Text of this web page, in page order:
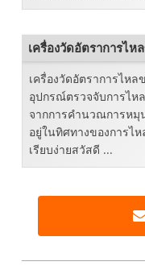
แพร่กระจาย...
เครื่องวัดอัตราการไห
เครื่องวัดอัตราการไห
อุปกรณ์ตรวจจับการไห
จากการคำนวณการหมุ
อยู่ในทิศทางของการไ
เรียบง่ายสวัสดี ...